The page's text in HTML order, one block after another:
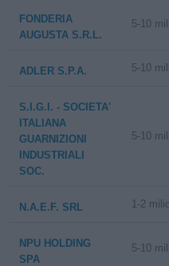
FONDERIA
AUGUSTA S.R.L.
5-10
ADLER S.P.A. 5-10
S.I.G.I. - SOCIETA'
ITALIANA
GUARNIZIONI
INDUSTRIALI
SOC.
5-10
N.A.E.F. SRL 1-2
NPU HOLDING
SPA
5-10